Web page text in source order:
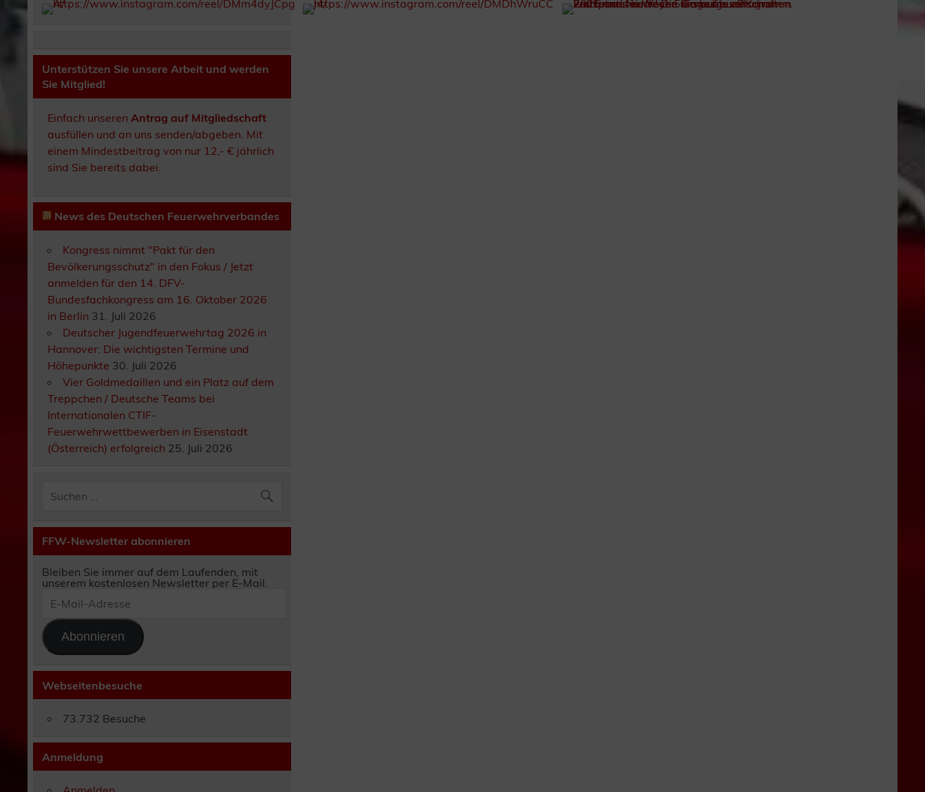
Unterstützen Sie unsere Arbeit und werden
Sie Mitglied!
Einfach unserenAntrag auf Mitgliedschaft
ausfüllen und an uns senden/abgeben. Mit
einem Mindestbeitrag von nur 12,- € jährlich
sind Sie bereits dabei.
News des Deutschen Feuerwehrverbandes
Kongress nimmt "Pakt für den
Bevölkerungsschutz" in den Fokus / Jetzt
anmelden für den 14. DFV-
Bundesfachkongress am 16. Oktober 2026
in Berlin 31. Juli 2026
Deutscher Jugendfeuerwehrtag 2026 in
Hannover: Die wichtigsten Termine und
Höhepunkte 30. Juli 2026
Vier Goldmedaillen und ein Platz auf dem
Treppchen / Deutsche Teams bei
Internationalen CTIF-
Feuerwehrwettbewerben in Eisenstadt
(Österreich) erfolgreich 25. Juli 2026
FFW-Newsletter abonnieren
Bleiben Sie immer auf dem Laufenden, mit
unserem kostenlosen Newsletter per E-Mail.
Mail-
Adresse
Abonnieren
Webseitenbesuche
73.732 Besuche
Anmeldung